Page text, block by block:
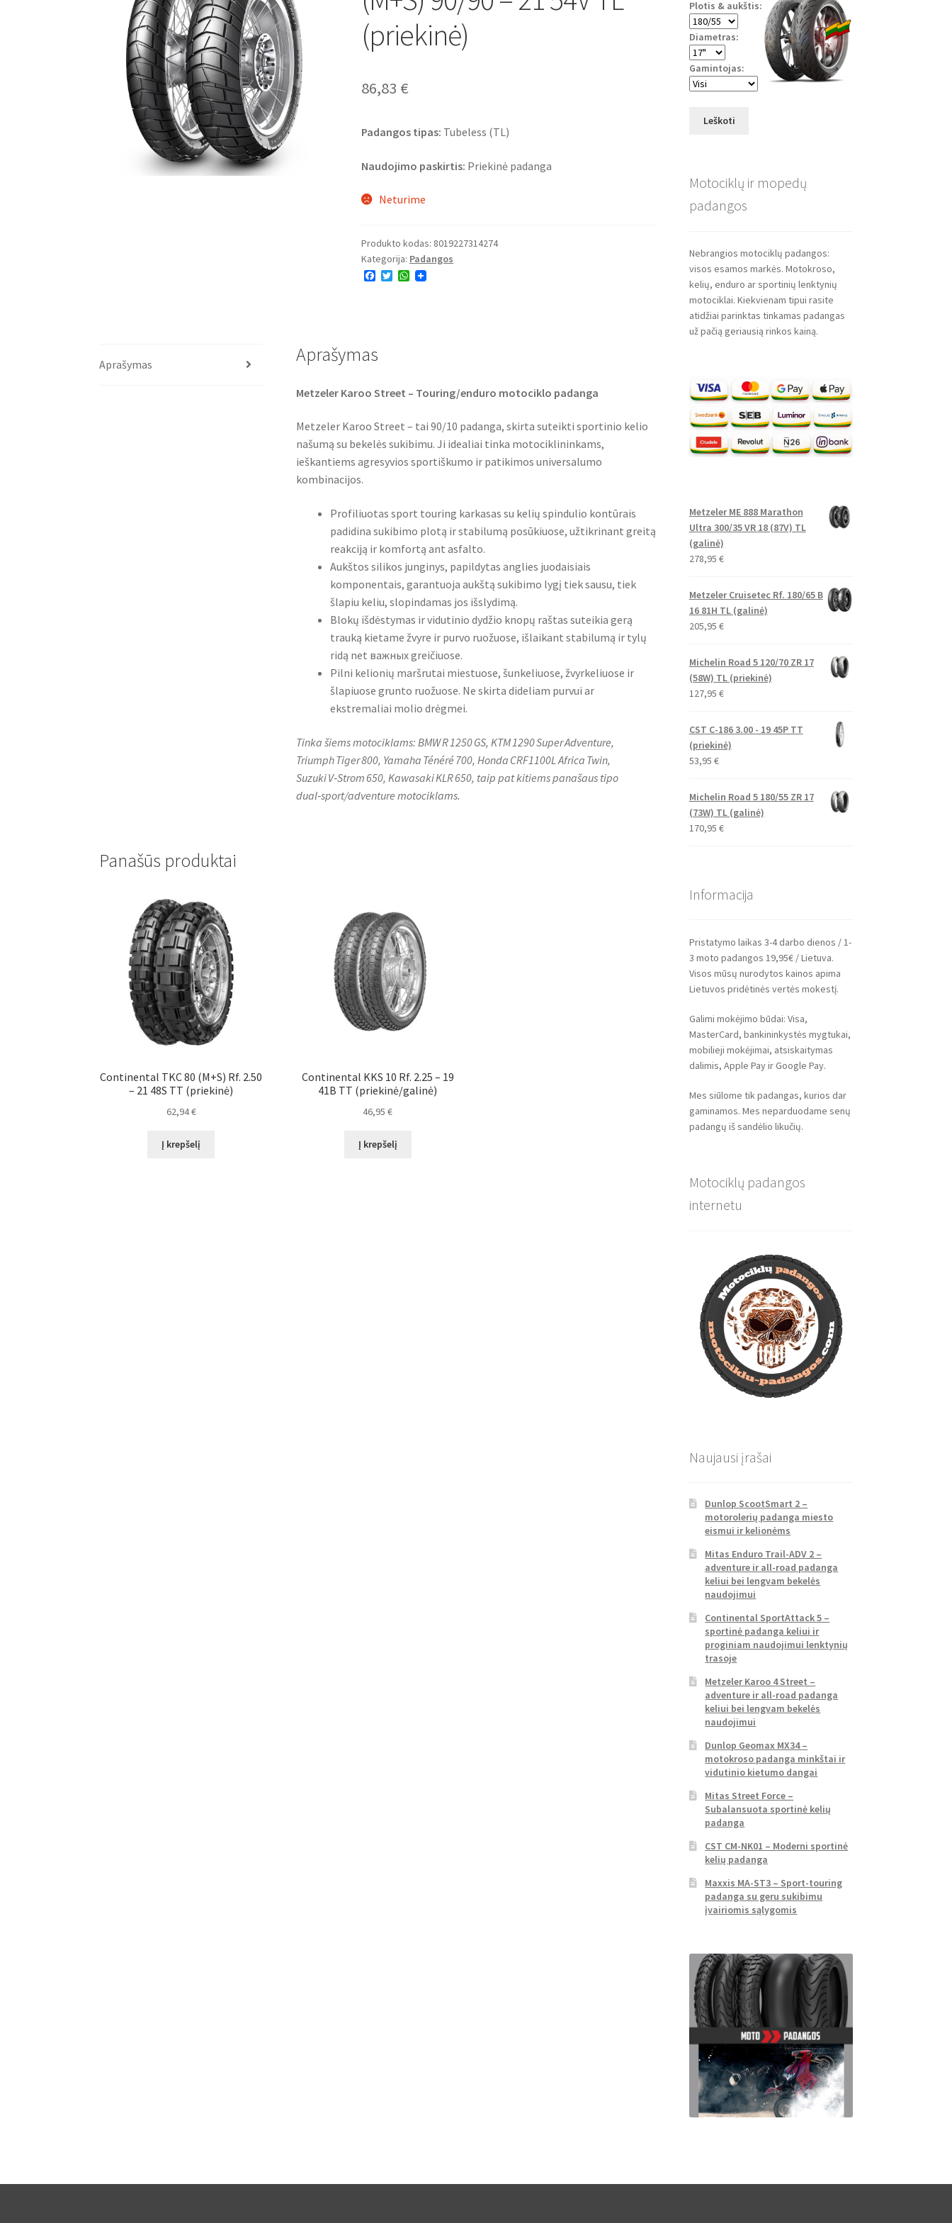
(priekinė)
86,83 €
Padangos tipas: Tubeless (TL)
Naudojimo paskirtis: Priekinė padanga
Neturime
Produkto kodas: 8019227314274
Kategorija: Padangos
F
k
T
W
Aprašymas Aprašymas
Metzeler Karoo Street – Touring/enduro motociklo padanga
Metzeler Karoo Street – tai 90/10 padanga, skirta suteikti sportinio kelio
našumą su bekelės sukibimu. Ji idealiai tinka motociklininkams,
ieškantiems agresyvios sportiškumo ir patikimos universalumo
kombinacijos.
Profiliuotas sport touring karkasas su kelių spindulio kontūrais
padidina sukibimo plotą ir stabilumą posūkiuose, užtikrinant greitą
reakciją ir komfortą ant asfalto.
Aukštos silikos junginys, papildytas anglies juodaisiais
komponentais, garantuoja aukštą sukibimo lygį tiek sausu, tiek
šlapiu keliu, slopindamas jos išslydimą.
Blokų išdėstymas ir vidutinio dydžio knopų raštas suteikia gerą
trauką kietame žvyre ir purvo ruožuose, išlaikant stabilumą ir tylų
ridą net важных greičiuose.
Pilni kelionių maršrutai miestuose, šunkeliuose, žvyrkeliuose ir
šlapiuose grunto ruožuose. Ne skirta dideliam purvui ar
ekstremaliai molio drėgmei.
Tinka šiems motociklams: BMW R 1250 GS, KTM 1290 Super Adventure,
Triumph Tiger 800, Yamaha Ténéré 700, Honda CRF1100L Africa Twin,
Suzuki V‑Strom 650, Kawasaki KLR 650, taip pat kitiems panašaus tipo
dual‑sport/adventure motociklams.
Panašūs produktai
Continental TKC 80 (M+S) Rf. 2.50
– 21 48S TT (priekinė)
62,94€
Į krepšelį
Continental KKS 10 Rf. 2.25 – 19
41B TT (priekinė/galinė)
46,95€
Į krepšelį
Plotis & aukštis:
Diametras:
Gamintojas:
Leškoti
Motociklų ir mopedų
padangos
Nebrangios motociklų padangos:
visos esamos markės. Motokroso,
kelių, enduro ar sportinių lenktynių
motociklai. Kiekvienam tipui rasite
atidžiai parinktas tinkamas padangas
už pačią geriausią rinkos kainą.
Metzeler ME 888 Marathon
Ultra 300/35 VR 18 (87V) TL
(galinė)
278,95 €
Metzeler Cruisetec Rf. 180/65 B
16 81H TL (galinė)
205,95 €
Michelin Road 5 120/70 ZR 17
(58W) TL (priekinė)
127,95 €
CST C-186 3.00 - 19 45P TT
(priekinė)
53,95 €
Michelin Road 5 180/55 ZR 17
(73W) TL (galinė)
170,95 €
Informacija
Pristatymo laikas 3-4 darbo dienos / 1-
3 moto padangos 19,95€ / Lietuva.
Visos mūsų nurodytos kainos apima
Lietuvos pridėtinės vertės mokestį.
Galimi mokėjimo būdai: Visa,
MasterCard, bankininkystės mygtukai,
mobilieji mokėjimai, atsiskaitymas
dalimis, Apple Pay ir Google Pay.
Mes siūlome tik padangas, kurios dar
gaminamos. Mes neparduodame senų
padangų iš sandėlio likučių.
Motociklų padangos
internetu
Naujausi įrašai
Dunlop ScootSmart 2 –
motorolerių padanga miesto
eismui ir kelionėms
Mitas Enduro Trail-ADV 2 –
adventure ir all-road padanga
keliui bei lengvam bekelės
naudojimui
Continental SportAttack 5 –
sportinė padanga keliui ir
proginiam naudojimui lenktynių
trasoje
Metzeler Karoo 4 Street –
adventure ir all-road padanga
keliui bei lengvam bekelės
naudojimui
Dunlop Geomax MX34 –
motokroso padanga minkštai ir
vidutinio kietumo dangai
Mitas Street Force –
Subalansuota sportinė kelių
padanga
CST CM-NK01 – Moderni sportinė
kelių padanga
Maxxis MA-ST3 – Sport-touring
padanga su geru sukibimu
įvairiomis sąlygomis